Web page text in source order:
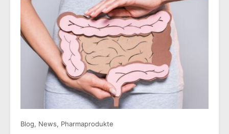
Blog, News, Pharmaprodukte